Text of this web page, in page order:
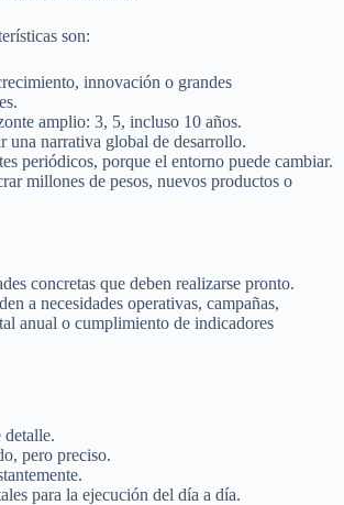
son:
innovación o grandes
amplio: 3, 5, incluso 10 años.
una narrativa global de desarrollo.
periódicos, porque el entorno puede cambiar.
millones de pesos, nuevos productos o
concretas que deben realizarse pronto.
a necesidades operativas, campañas,
anual o cumplimiento de indicadores
pero preciso.
para la ejecución del día a día.